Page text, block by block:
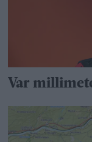
Var